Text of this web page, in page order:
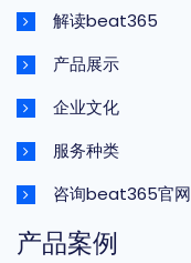
解读beat365
产品展示
企业文化
服务种类
咨询beat365官网
产品案例